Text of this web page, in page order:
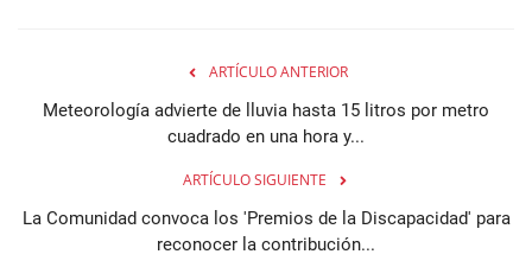
ARTÍCULO ANTERIOR
Meteorología advierte de lluvia hasta 15 litros por metro
cuadrado en una hora y...
ARTÍCULO SIGUIENTE
La Comunidad convoca los 'Premios de la Discapacidad' para
reconocer la contribución...